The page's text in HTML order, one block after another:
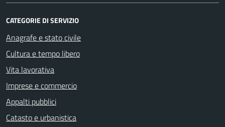
CATEGORIE DI SERVIZIO
Anagrafe e stato civile
Cultura e tempo libero
Vita lavorativa
Imprese e commercio
Appalti pubblici
Catasto e urbanistica